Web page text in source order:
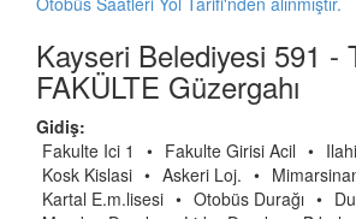
Kayseri Belediyesi 591 -
FAKÜLTE Güzergahı
Gidiş:
Fakulte Ici 1
• Fakulte Girisi Acil •
Kosk Kislasi • Askeri Loj. •
Kartal E.m.lisesi • Otobüs Durağı •